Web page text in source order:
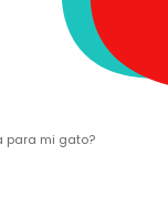
para mi gato?